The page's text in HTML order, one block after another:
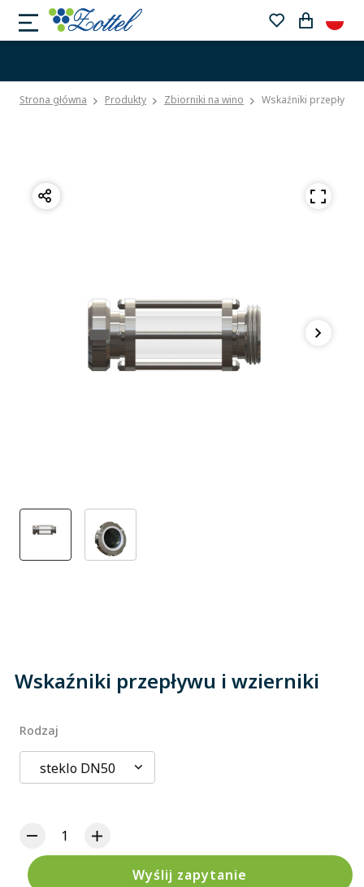
Strona główna Produkty Zbiorniki na wino Wskaźniki przepływu
Wskaźniki przepływu i wzierniki
Rodzaj
steklo DN50
Wyślij zapytanie